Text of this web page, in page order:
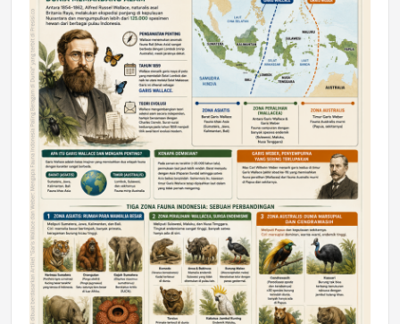
DAERAH
Astra Motor Kalimantan Timur 2 Dukung
Mahasiswa Samarinda dalam Astra
Honda SDGs Future Leaders 2026
Jumat, 10 Jul 2026 19:01